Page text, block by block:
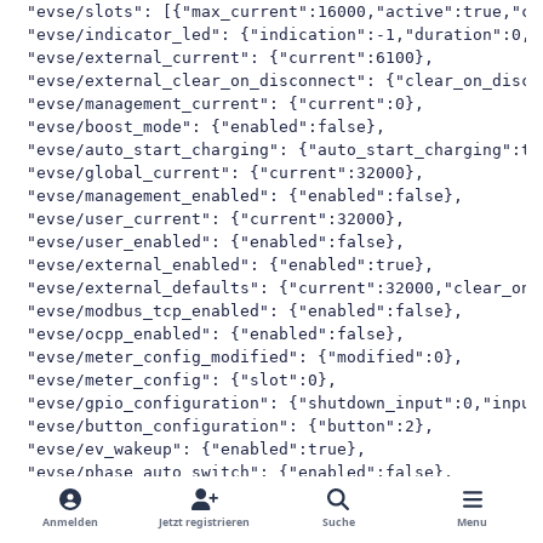
Anmelden Jetzt registrieren Suche Menu